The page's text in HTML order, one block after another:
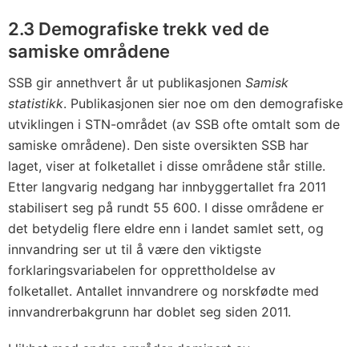
2.3 Demografiske trekk ved de
samiske områdene
SSB gir annethvert år ut publikasjonen Samisk
statistikk. Publikasjonen sier noe om den demografiske
utviklingen i STN-området (av SSB ofte omtalt som de
samiske områdene). Den siste oversikten SSB har
laget, viser at folketallet i disse områdene står stille.
Etter langvarig nedgang har innbyggertallet fra 2011
stabilisert seg på rundt 55 600. I disse områdene er
det betydelig flere eldre enn i landet samlet sett, og
innvandring ser ut til å være den viktigste
forklaringsvariabelen for opprettholdelse av
folketallet. Antallet innvandrere og norskfødte med
innvandrerbakgrunn har doblet seg siden 2011.